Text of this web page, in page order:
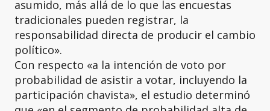
asumido, más allá de lo que las encuestas
tradicionales pueden registrar, la
responsabilidad directa de producir el cambio
político».
Con respecto «a la intención de voto por
probabilidad de asistir a votar, incluyendo la
participación chavista», el estudio determinó